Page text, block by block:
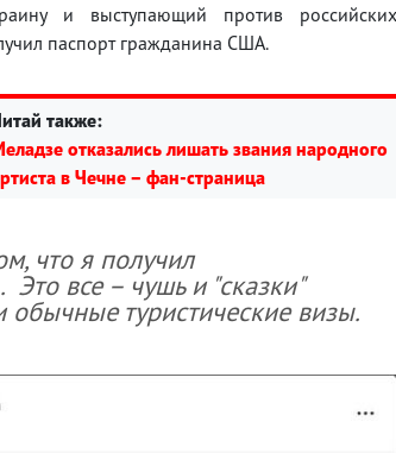
и выступающий против российских
паспорт гражданина США.
также:
отказались лишать звания народного
в Чечне – фан-страница
что я получил
все – чушь и "сказки"
туристические визы.